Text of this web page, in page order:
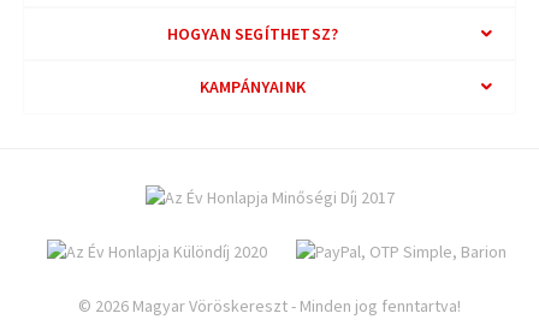
HOGYAN SEGÍTHETSZ?
KAMPÁNYAINK
© 2026 Magyar Vöröskereszt - Minden jog fenntartva!